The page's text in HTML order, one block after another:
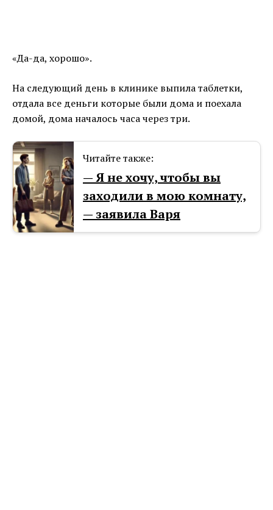
«Да-да, хорошо».
На следующий день в клинике выпила таблетки,
отдала все деньги которые были дома и поехала
домой, дома началось часа через три.
Читайте также:
— Я не хочу, чтобы вы
заходили в мою комнату,
— заявила Варя